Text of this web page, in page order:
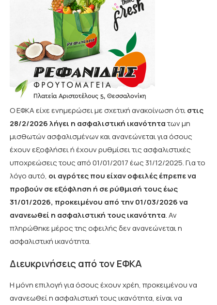
Ο ΕΦΚΑ είχε ενημερώσει με σχετική ανακοίνωση ότιστις
28/2/2026 λήγει η ασφαλιστική ικανότητατων μη
μισθωτών ασφαλισμένων και ανανεώνεται για όσους
έχουν εξοφλήσει ή έχουν ρυθμίσει τις ασφαλιστικές
υποχρεώσεις τους από 01/01/2017 έως 31/12/2025. Για το
λόγο αυτό, οι αγρότες που είχαν οφειλές έπρεπε να
προβούν σε εξόφληση ή σε ρύθμισή τους έως
31/01/2026, προκειμένου από την 01/03/2026 να
ανανεωθεί η ασφαλιστική τους ικανότητα. Αν
πληρώθηκε μέρος της οφειλής δεν ανανεώνεται η
ασφαλιστική ικανότητα.
Διευκρινήσεις από τον ΕΦΚΑ
Η μόνη επιλογή για όσους έχουν χρέη, προκειμένου να
ανανεωθεί η ασφαλιστική τους ικανότητα, είναι να